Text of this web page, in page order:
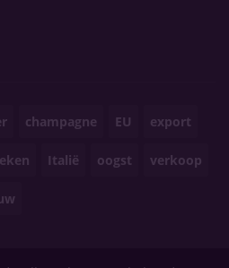
champagne EU export
Italië oogst verkoop